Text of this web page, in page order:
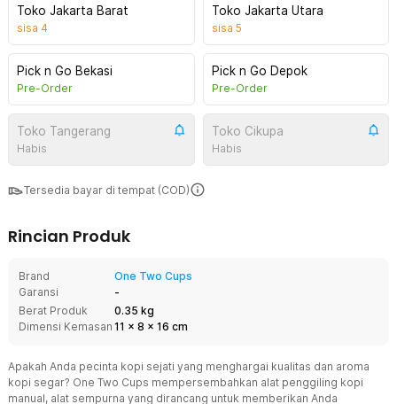
Toko Jakarta Barat
sisa 4
Toko Jakarta Utara
sisa 5
Pick n Go Bekasi
Pre-Order
Pick n Go Depok
Pre-Order
Toko Tangerang
Habis
Toko Cikupa
Habis
Tersedia bayar di tempat (COD)
Rincian Produk
Brand
One Two Cups
Garansi
-
Berat Produk
0.35 kg
Dimensi Kemasan 11 x 8 x 16 cm
Apakah Anda pecinta kopi sejati yang menghargai kualitas dan aroma
kopi segar? One Two Cups mempersembahkan alat penggiling kopi
manual, alat sempurna yang dirancang untuk memberikan Anda